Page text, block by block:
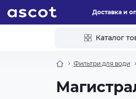
Доставка и
Каталог
Фильтри для води